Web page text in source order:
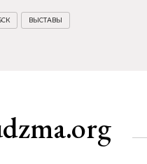
ВЫСТАВЫ